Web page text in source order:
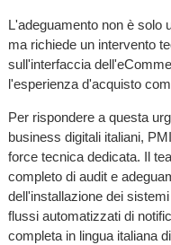
L'adeguamento non è solo
ma richiede un intervento
sull'interfaccia
l'esperienza d'acquisto
Per rispondere a questa
business digitali italiani,
force tecnica dedicata. Il
completo di audit e
dell'installazione dei
flussi automatizzati di
completa in lingua italiana